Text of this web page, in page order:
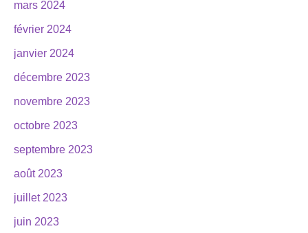
mars 2024
février 2024
janvier 2024
décembre 2023
novembre 2023
octobre 2023
septembre 2023
août 2023
juillet 2023
juin 2023